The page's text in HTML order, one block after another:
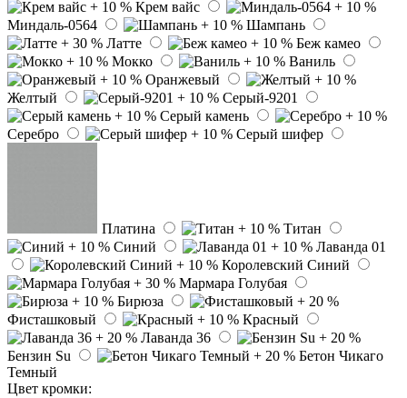
Крем вайс
Миндаль-0564
Шампань
Латте
Беж камео
Мокко
Ваниль
Оранжевый
Желтый
Серый-9201
Серый камень
Серебро
Серый шифер
Платина
Титан
Синий
Лаванда 01
Королевский Синий
Мармара Голубая
Бирюза
Фисташковый
Красный
Лаванда 36
Бензин Su
Бетон Чикаго
Темный
Цвет кромки: